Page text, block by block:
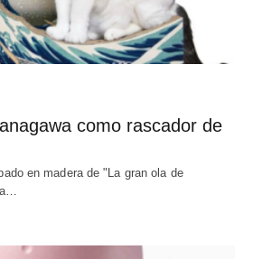
como rascador de
en madera de "La gran ola de